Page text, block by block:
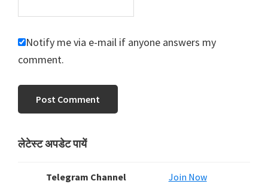
Notify me via e-mail if anyone answers my
comment.
Primary
लेटेस्ट अपडेट पायें
Telegram Channel Join Now